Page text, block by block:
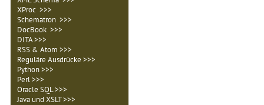
XProc >>>
Schematron >>>
DocBook >>>
DITA >>>
RSS & Atom >>>
Reguläre Ausdrücke >>>
Python >>>
Perl >>>
Oracle SQL >>>
Java und XSLT >>>